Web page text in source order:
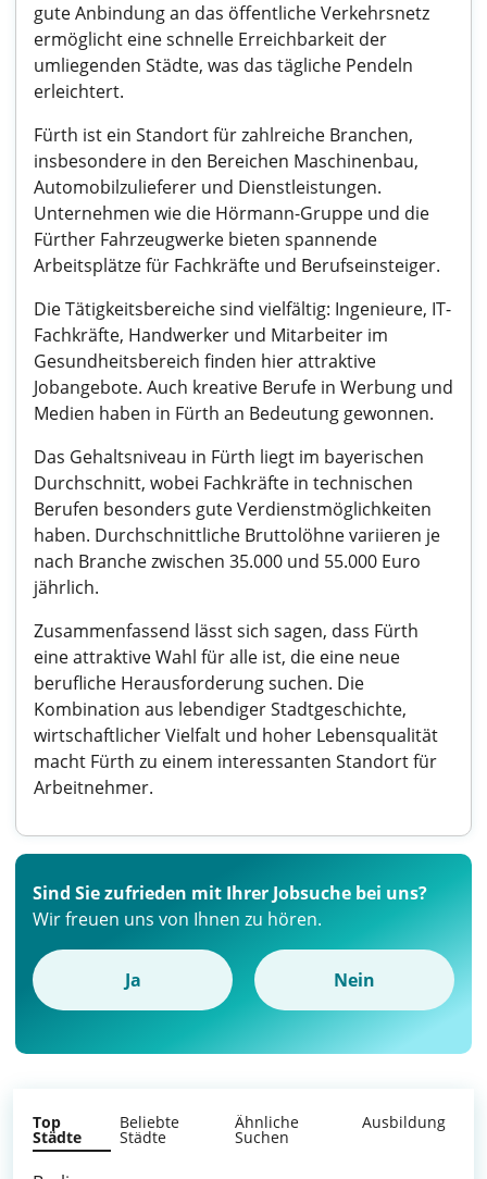
gute Anbindung an das öffentliche Verkehrsnetz
ermöglicht eine schnelle Erreichbarkeit der
umliegenden Städte, was das tägliche Pendeln
erleichtert.
Fürth ist ein Standort für zahlreiche Branchen,
insbesondere in den Bereichen Maschinenbau,
Automobilzulieferer und Dienstleistungen.
Unternehmen wie die Hörmann-Gruppe und die
Fürther Fahrzeugwerke bieten spannende
Arbeitsplätze für Fachkräfte und Berufseinsteiger.
Die Tätigkeitsbereiche sind vielfältig: Ingenieure, IT-
Fachkräfte, Handwerker und Mitarbeiter im
Gesundheitsbereich finden hier attraktive
Jobangebote. Auch kreative Berufe in Werbung und
Medien haben in Fürth an Bedeutung gewonnen.
Das Gehaltsniveau in Fürth liegt im bayerischen
Durchschnitt, wobei Fachkräfte in technischen
Berufen besonders gute Verdienstmöglichkeiten
haben. Durchschnittliche Bruttolöhne variieren je
nach Branche zwischen 35.000 und 55.000 Euro
jährlich.
Zusammenfassend lässt sich sagen, dass Fürth
eine attraktive Wahl für alle ist, die eine neue
berufliche Herausforderung suchen. Die
Kombination aus lebendiger Stadtgeschichte,
wirtschaftlicher Vielfalt und hoher Lebensqualität
macht Fürth zu einem interessanten Standort für
Arbeitnehmer.
Sind Sie zufrieden mit Ihrer Jobsuche bei uns?
Wir freuen uns von Ihnen zu hören.
Ja Nein
Top
Städte
Beliebte
Städte
Ähnliche
Suchen
Ausbildung